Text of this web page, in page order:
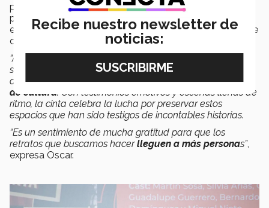
paso del tiempo ante la amenaza del cierre; en gran
parte debido a su comunidad, que no ha permitido que
el paso del tiempo juegue en contra de launión y el baile
que en ellos ocurre.
“A través de este documental, exploramos cómo el baile
se convierte en memoria,manteniendo viva la esencia
de estos lugares que son más que salones: sonrefugios
de cultura. Con testimonios emotivos y escenas llenas de
ritmo, la cinta celebra la lucha por preservar estos
espacios que han sido testigos de incontables historias.
“Es un sentimiento de mucha gratitud para que los
retratos que buscamos hacerlleguen a más personas”,
expresa Oscar.
Recibe nuestro newsletter de
noticias: